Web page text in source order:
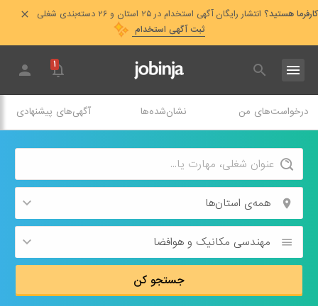
کارفرما هستید؟ انتشار رایگان آگهی استخدام در ۲۵ استان و ۲۶ دسته‌بندی شغلی
ثبت آگهی استخدام
۱
درخواست‌های من نشان‌شده‌ها آگهی‌های پیشنهادی
همه‌ی استان‌ها
مهندسی مکانیک و هوافضا
جستجو کن